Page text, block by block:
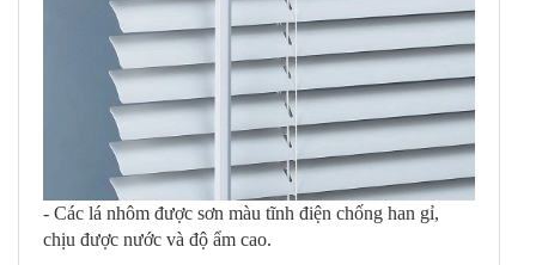
- Các lá nhôm được sơn màu tĩnh điện chống han gỉ,
chịu được nước và độ ẩm cao.